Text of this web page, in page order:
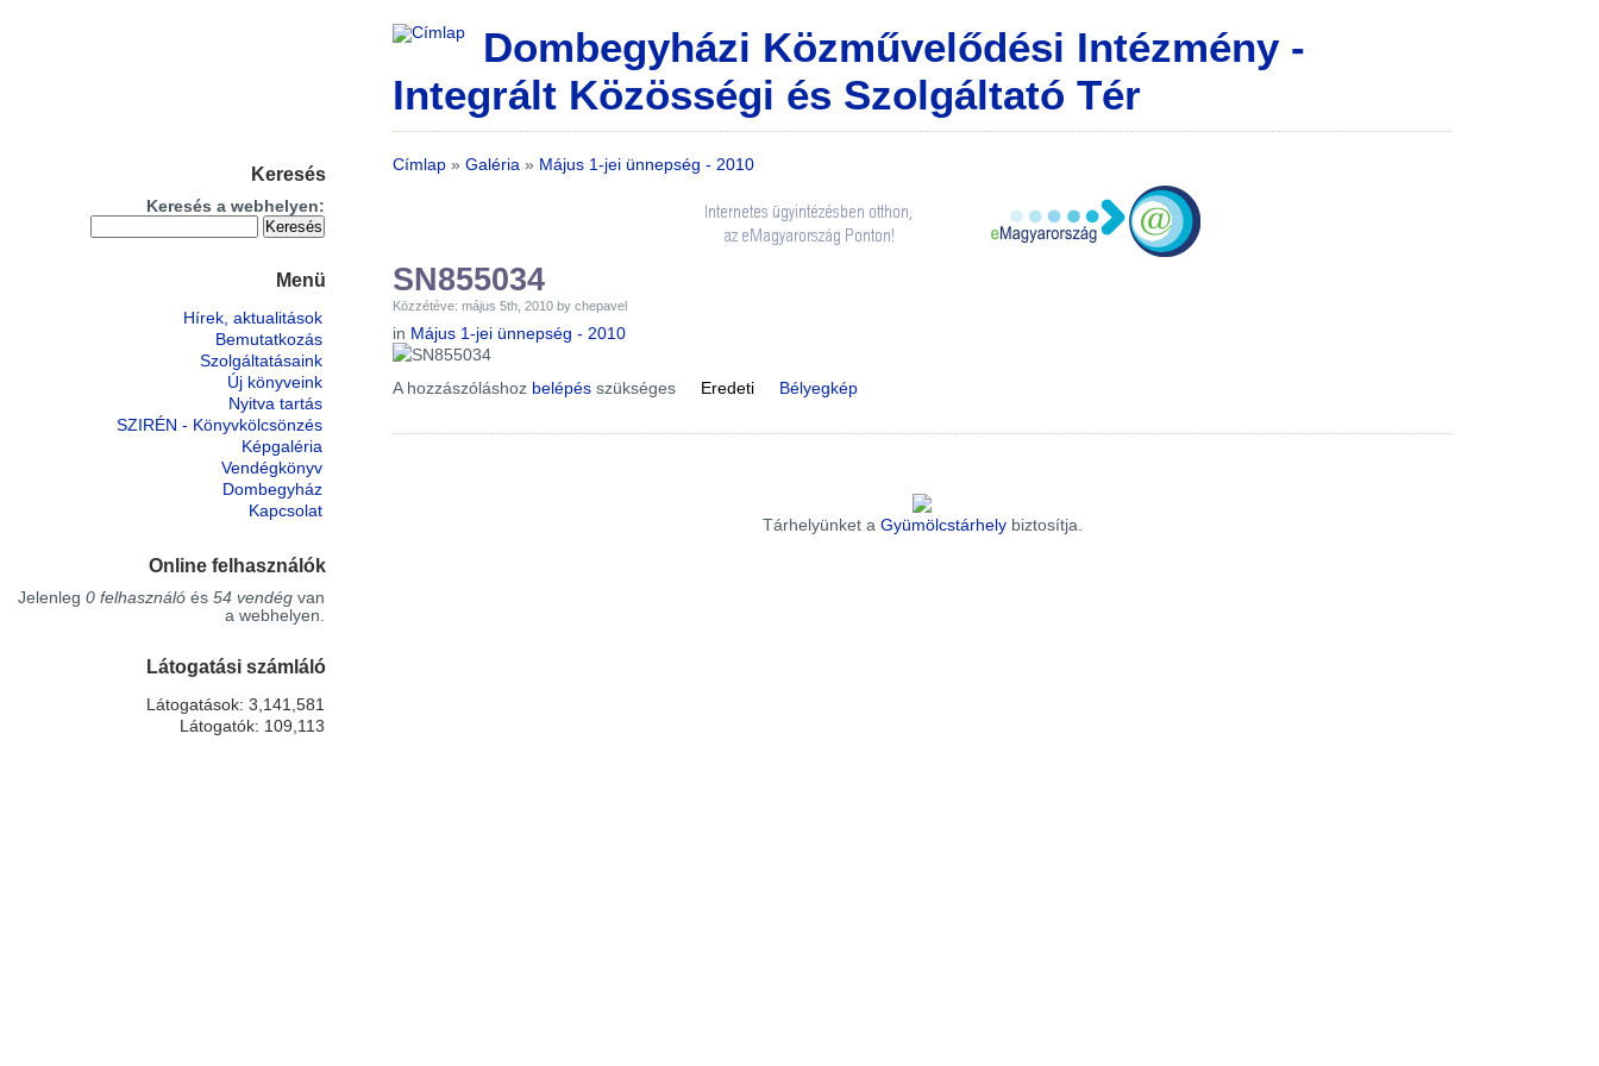
Dombegyházi Közművelődési Intézmény -
Integrált Közösségi és Szolgáltató Tér
Címlap » Galéria » Május 1-jei ünnepség - 2010
SN855034
Közzétéve: május 5th, 2010 by chepavel
in Május 1-jei ünnepség - 2010
A hozzászóláshoz belépés szükséges Eredeti Bélyegkép
Tárhelyünket a Gyümölcstárhelybiztosítja.
Keresés
Keresés a webhelyen:
Menü
Hírek, aktualitások
Bemutatkozás
Szolgáltatásaink
Új könyveink
Nyitva tartás
SZIRÉN - Könyvkölcsönzés
Képgaléria
Vendégkönyv
Dombegyház
Kapcsolat
Online felhasználók
Jelenleg 0 felhasználó és 54 vendég van
a webhelyen.
Látogatási számláló
Látogatások: 3,141,581
Látogatók: 109,113